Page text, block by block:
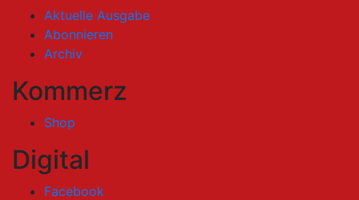
Aktuelle Ausgabe
Abonnieren
Archiv
Kommerz
Shop
Digital
Facebook